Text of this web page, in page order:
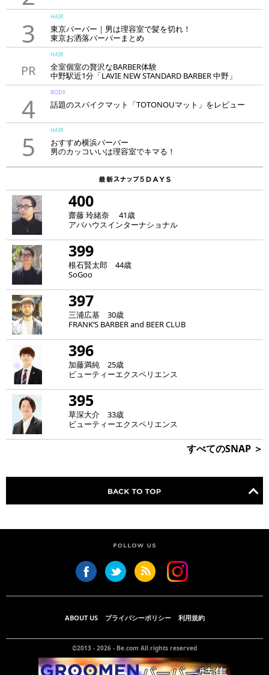
3
HAIR
東京バーバー｜男は理容室で髪を切れ！
東京お洒落バーバーまとめ
PR
HAIR
全室個室の贅沢なBARBER体験
中野駅近1分「LAVIE NEW STANDARD BARBER 中野」
4
BODY
話題のスパイクマット「TOTONOUマット」をレビュー
5
HAIR
おすすめ横浜バーバー
男のカッコいいは理容室でキマる！
400
齋藤 玲緒奈 41歳
アバハウスインターナショナル
399
根石賢太郎 44歳
SoGoo
397
三浦広基 30歳
FRANK‘S BARBER and BEER CLUB
396
加藤満純 25歳
ビューティーエクスペリエンス
395
草深大介 33歳
ビューティーエクスペリエンス
すべてのSNAP ＞
ABOUT US プライバシーポリシー 利用規約
©2013 - 2026 - Be.com All rights reserved